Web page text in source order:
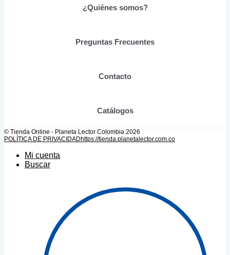
en
producto
¿Quiénes somos?
Preguntas Frecuentes
Contacto
Catálogos
© Tienda Online - Planeta Lector Colombia 2026
POLÍTICA DE PRIVACIDADhttps://tienda.planetalector.com.co
Mi cuenta
Buscar